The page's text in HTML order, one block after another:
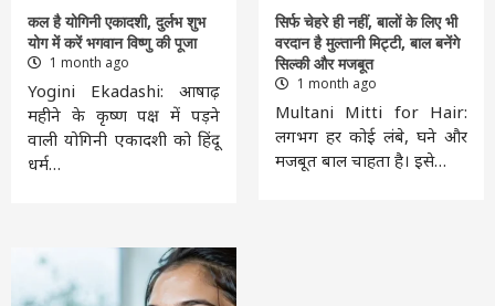
कल है योगिनी एकादशी, दुर्लभ शुभ
योग में करें भगवान विष्णु की पूजा
1 month ago
Yogini Ekadashi: आषाढ़
महीने के कृष्ण पक्ष में पड़ने
वाली योगिनी एकादशी को हिंदू
धर्म…
सिर्फ चेहरे ही नहीं, बालों के लिए भी
वरदान है मुल्तानी मिट्टी, बाल बनेंगे
सिल्की और मजबूत
1 month ago
Multani Mitti for Hair:
लगभग हर कोई लंबे, घने और
मजबूत बाल चाहता है। इसे…